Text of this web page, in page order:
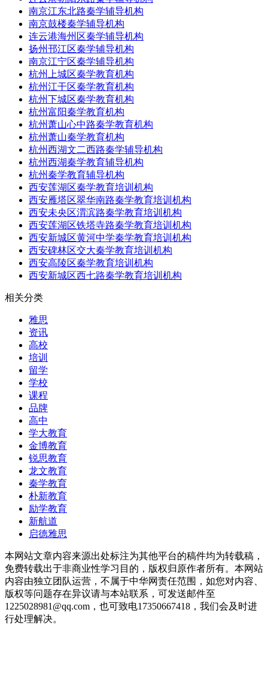
南京江东北路秦学辅导机构
南京鼓楼秦学辅导机构
连云港海州区秦学辅导机构
扬州邗江区秦学辅导机构
南京江宁区秦学辅导机构
杭州上城区秦学教育机构
杭州江干区秦学教育机构
杭州下城区秦学教育机构
杭州富阳秦学教育机构
杭州萧山心中路秦学教育机构
杭州萧山秦学教育机构
杭州西湖文二西路秦学辅导机构
杭州西湖秦学教育辅导机构
杭州秦学教育辅导机构
西安莲湖区秦学教育培训机构
西安雁塔区翠华南路秦学教育培训机构
西安未央区渭滨路秦学教育培训机构
西安莲湖区铁塔寺路秦学教育培训机构
西安新城区黄河中学秦学教育培训机构
西安碑林区交大秦学教育培训机构
西安高陵区秦学教育培训机构
西安新城区西七路秦学教育培训机构
相关分类
雅思
资讯
高校
培训
留学
学校
课程
品牌
高中
学大教育
金博教育
锐思教育
龙文教育
秦学教育
朴新教育
励学教育
新航道
启德雅思
本网站文章内容来源出处标注为其他平台的稿件均为转载稿，
免费转载出于非商业性学习目的，版权归原作者所有。本网站
内容由独立团队运营，不属于中华网责任范围，如您对内容、
版权等问题存在异议请与本站联系，可发送邮件至
1225028981@qq.com，也可致电17350667418，我们会及时进
行处理解决。